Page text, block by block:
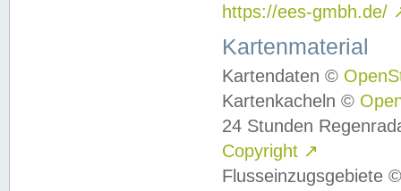
https://ees-gmbh.de/
Kartenmaterial
Kartendaten ©
Kartenkacheln ©
24 Stunden
Copyright ↗
Flusseinzugsgebiete